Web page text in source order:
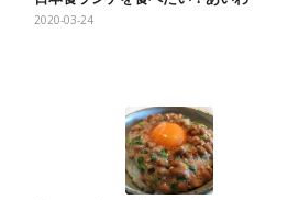
2020-03-24